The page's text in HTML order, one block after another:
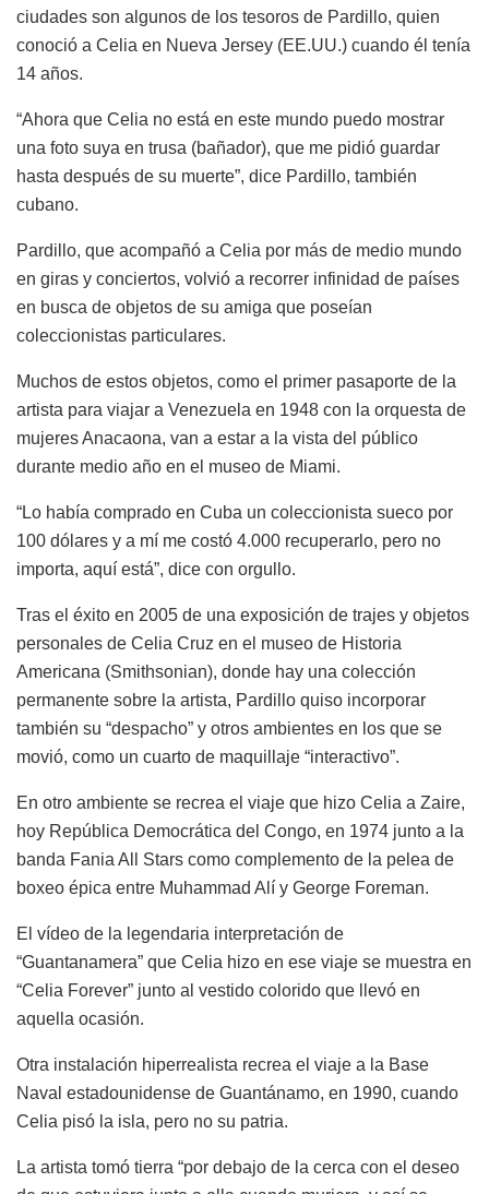
ciudades son algunos de los tesoros de Pardillo, quien
conoció a Celia en Nueva Jersey (EE.UU.) cuando él tenía
14 años.
“Ahora que Celia no está en este mundo puedo mostrar
una foto suya en trusa (bañador), que me pidió guardar
hasta después de su muerte”, dice Pardillo, también
cubano.
Pardillo, que acompañó a Celia por más de medio mundo
en giras y conciertos, volvió a recorrer infinidad de países
en busca de objetos de su amiga que poseían
coleccionistas particulares.
Muchos de estos objetos, como el primer pasaporte de la
artista para viajar a Venezuela en 1948 con la orquesta de
mujeres Anacaona, van a estar a la vista del público
durante medio año en el museo de Miami.
“Lo había comprado en Cuba un coleccionista sueco por
100 dólares y a mí me costó 4.000 recuperarlo, pero no
importa, aquí está”, dice con orgullo.
Tras el éxito en 2005 de una exposición de trajes y objetos
personales de Celia Cruz en el museo de Historia
Americana (Smithsonian), donde hay una colección
permanente sobre la artista, Pardillo quiso incorporar
también su “despacho” y otros ambientes en los que se
movió, como un cuarto de maquillaje “interactivo”.
En otro ambiente se recrea el viaje que hizo Celia a Zaire,
hoy República Democrática del Congo, en 1974 junto a la
banda Fania All Stars como complemento de la pelea de
boxeo épica entre Muhammad Alí y George Foreman.
El vídeo de la legendaria interpretación de
“Guantanamera” que Celia hizo en ese viaje se muestra en
“Celia Forever” junto al vestido colorido que llevó en
aquella ocasión.
Otra instalación hiperrealista recrea el viaje a la Base
Naval estadounidense de Guantánamo, en 1990, cuando
Celia pisó la isla, pero no su patria.
La artista tomó tierra “por debajo de la cerca con el deseo